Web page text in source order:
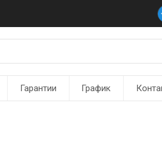
Гарантии График